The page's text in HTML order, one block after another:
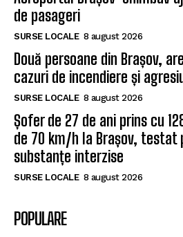
de pasageri
SURSE LOCALE 8 august 2026
Două persoane din Brașov,
cazuri de incendiere și
SURSE LOCALE 8 august 2026
Șofer de 27 de ani prins cu
de 70 km/h la Brașov, testat
substanțe interzise
SURSE LOCALE 8 august 2026
POPULARE